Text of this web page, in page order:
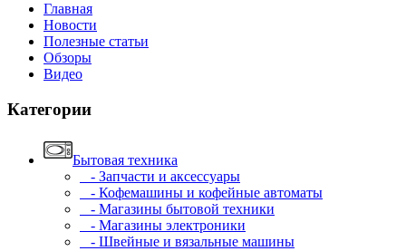
Главная
Новости
Полезные статьи
Обзоры
Видео
Категории
Бытовая техника
- Запчасти и аксессуары
- Кофемашины и кофейные автоматы
- Магазины бытовой техники
- Магазины электроники
- Швейные и вязальные машины